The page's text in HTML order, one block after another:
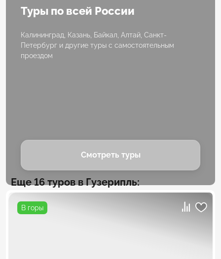
Туры по всей России
Калининград, Казань, Байкал, Алтай, Санкт-
Петербург и другие туры с самостоятельным
проездом
Смотреть туры
Еще 16 туров в Гузерипль:
В горы